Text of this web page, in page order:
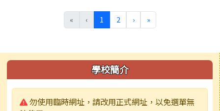
« ‹ 1 (目前頁次)
2 ›下一頁
»最後頁
左邊區域內容 學校簡介
警告:
勿使用臨時網址，請改用正式網址，以免選單無